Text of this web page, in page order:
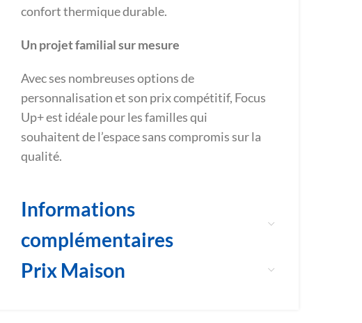
confort thermique durable.
Un projet familial sur mesure
Avec ses nombreuses options de
personnalisation et son prix compétitif, Focus
Up+ est idéale pour les familles qui
souhaitent de l’espace sans compromis sur la
qualité.
Informations
complémentaires
Prix Maison